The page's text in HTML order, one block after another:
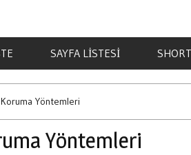
SAYFA LISTESI
Yöntemleri
Yöntemleri